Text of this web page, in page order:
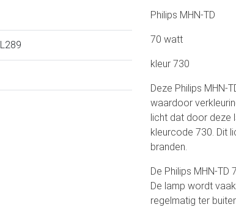
Philips MHN-TD
70 watt
kleur 730
Deze Philips MHN-
waardoor
licht dat door deze
kleurcode 730. Dit
branden.
De Philips MHN-
De lamp wordt
regelmatig ter